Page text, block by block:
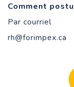
Comment
Par courriel
rh@forimpex.ca